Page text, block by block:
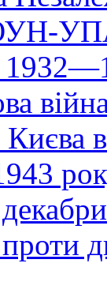
УПА
Києва